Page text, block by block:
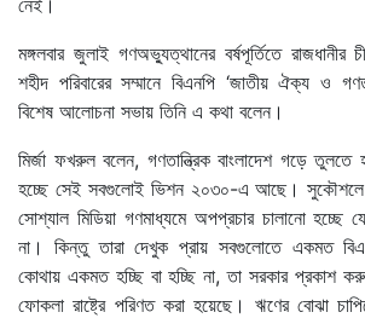
মঙ্গলবার জুলাই গণঅভ্যুত্থানের বর্ষপূর্তিতে রাজধানীর
শহীদ পরিবারের সম্মানে বিএনপি ‘জাতীয় ঐক্য ও
বিশেষ আলোচনা সভায় তিনি এ কথা বলেন।
মির্জা ফখরুল বলেন, গণতান্ত্রিক বাংলাদেশ গড়ে তুলতে
হচ্ছে সেই সবগুলোই ভিশন ২০৩০-এ আছে। সুকৌশলে
সোশ্যাল মিডিয়া গণমাধ্যমে অপপ্রচার চালানো হচ্ছে
না। কিন্তু তারা দেখুক প্রায় সবগুলোতে একমত
কোথায় একমত হচ্ছি বা হচ্ছি না, তা সরকার প্রকাশ
ফোকলা রাষ্ট্রে পরিণত করা হয়েছে। ঋণের বোঝা